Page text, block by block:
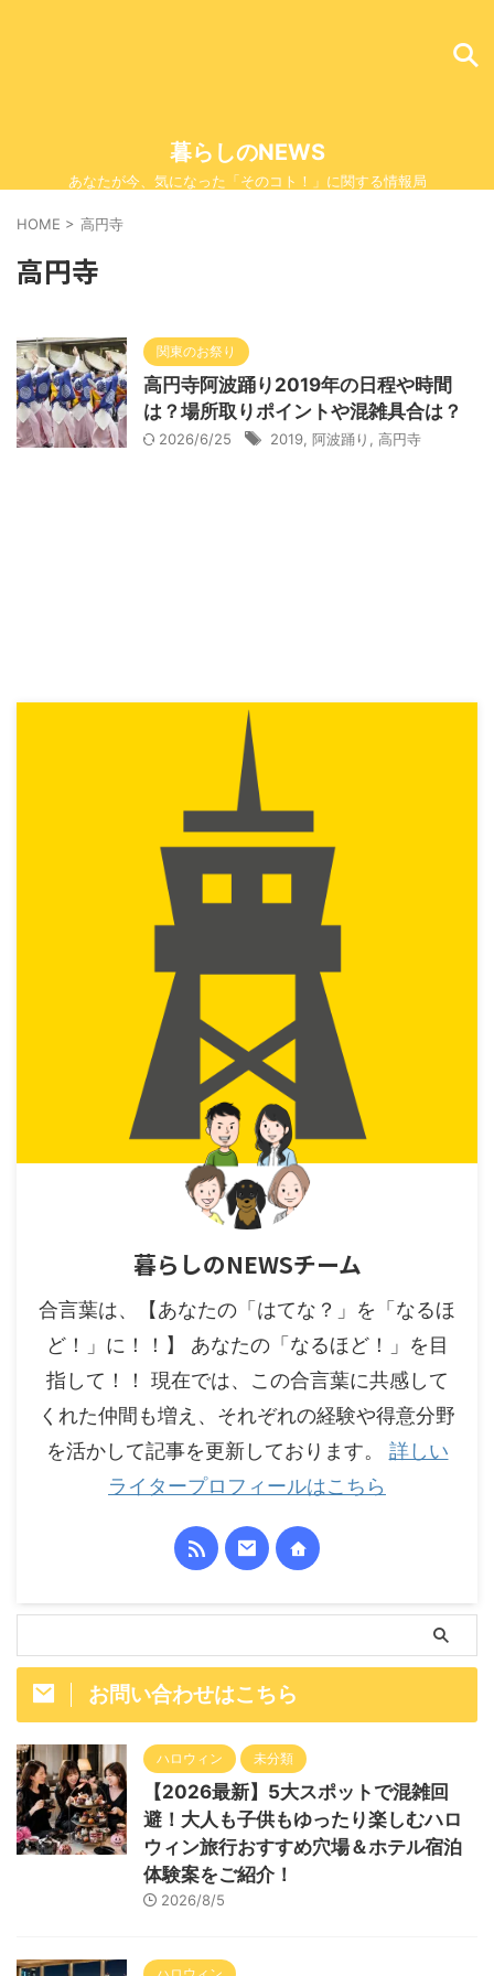
暮らしのNEWS
あなたが今、気になった「そのコト！」に関する情報局
HOME > 高円寺
高円寺
関東のお祭り
高円寺阿波踊り2019年の日程や時間
は？場所取りポイントや混雑具合は？
2026/6/25 2019 阿波踊り 高円寺
暮らしのNEWSチーム
合言葉は、【あなたの「はてな？」を「なるほ
ど！」に！！】 あなたの「なるほど！」を目
指して！！ 現在では、この合言葉に共感して
くれた仲間も増え、それぞれの経験や得意分野
を活かして記事を更新しております。 詳しい
ライタープロフィールはこちら
お問い合わせはこちら
ハロウィン 未分類
【2026最新】5大スポットで混雑回
避！大人も子供もゆったり楽しむハロ
ウィン旅行おすすめ穴場＆ホテル宿泊
体験案をご紹介！
2026/8/5